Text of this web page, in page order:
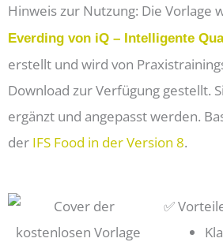
Hinweis zur Nutzung: Die Vorlage
Everding von iQ – Intelligente
erstellt und wird von
Download zur Verfügung gestellt.
ergänzt und angepasst werden.
der IFS Food in der Version 8.
✅